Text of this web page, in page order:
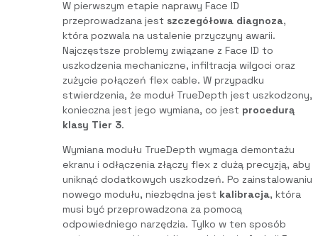
W pierwszym etapie naprawy Face ID
przeprowadzana jest szczegółowa diagnoza,
która pozwala na ustalenie przyczyny awarii.
Najczęstsze problemy związane z Face ID to
uszkodzenia mechaniczne, infiltracja wilgoci oraz
zużycie połączeń flex cable. W przypadku
stwierdzenia, że moduł TrueDepth jest uszkodzony,
konieczna jest jego wymiana, co jest procedurą
klasy Tier 3.
Wymiana modułu TrueDepth wymaga demontażu
ekranu i odłączenia złączy flex z dużą precyzją, aby
uniknąć dodatkowych uszkodzeń. Po zainstalowaniu
nowego modułu, niezbędna jest kalibracja, która
musi być przeprowadzona za pomocą
odpowiedniego narzędzia. Tylko w ten sposób